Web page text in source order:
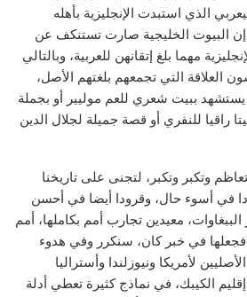
الذي استبدت الإنجليزية بأهله
إن البيوت الخليجية صارت تستنكف عن
مهما بلغ إتقانهن للعربية، وبالتالي
العلاقة التي تجمعهم بلغتهم الأصل،
ببيت شعري للعم موليير أو بجملة
راقيا للنفري أو قصة جميلة لجلال الدين
وتكبر وتكبر، لتجنى على تاريخنا
في أسوء حال، وقرودا أيضا في أحسن
معيدين تجارب أمم بكاملها، أمم
فجعلها في خبر كان، سنكرر وفي هدوء
لأمريكا ونيوزلندا وأستراليا
إقليم الكيبك، في نماذج كثيرة تعطي أدلة